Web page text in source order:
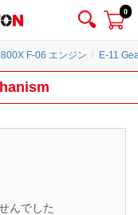
0
800X F-06 エンジン E-11
んでした